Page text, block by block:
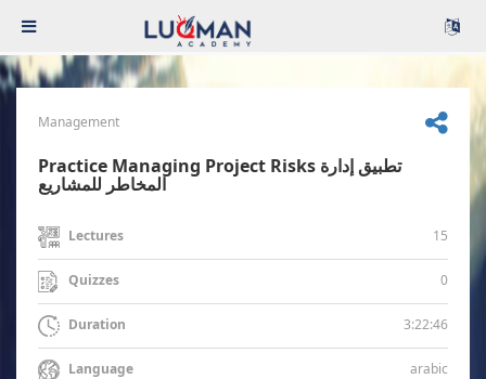
Management
Practice Managing Project Risks تطبيق إدارة
المخاطر للمشاريع
Lectures 15
Quizzes 0
Duration 3:22:46
Language arabic